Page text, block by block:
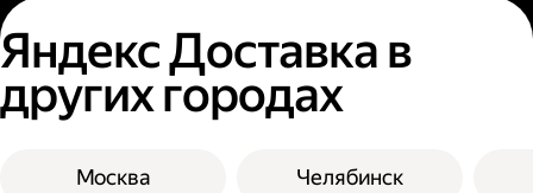
Яндекс Доставка в
других городах
Москва Челябинск